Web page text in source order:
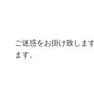
ご迷惑をお掛け致しま
ます。